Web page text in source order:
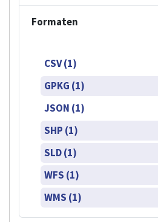
Formaten
CSV (1)
GPKG (1)
JSON (1)
SHP (1)
SLD (1)
WFS (1)
WMS (1)